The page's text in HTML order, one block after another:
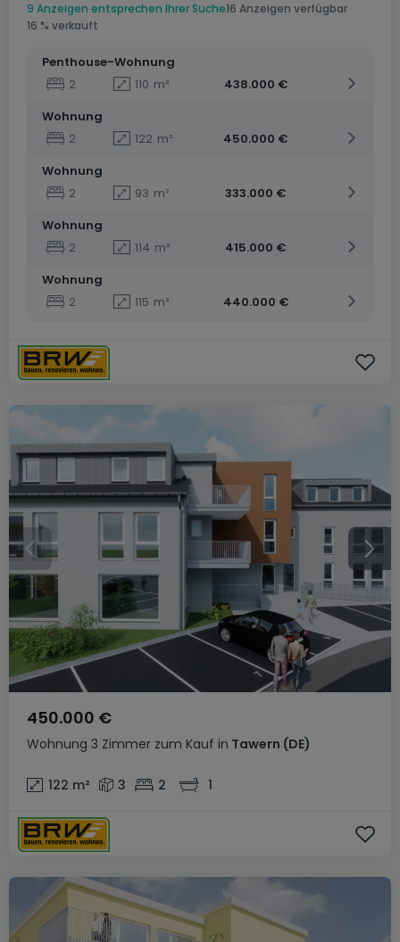
9 Anzeigen entsprechen Ihrer Suche16 Anzeigen verfügbar
16 % verkauft
Penthouse-Wohnung
2
110 m²
438.000 €
Wohnung
2
122 m²
450.000 €
Wohnung
2
93 m²
333.000 €
Wohnung
2
114 m²
415.000 €
Wohnung
2
115 m² 440.000 €
Wohnung 3 Zimmer zum Kauf in Tawern (DE)
450.000 €
122 m² 3 2 1